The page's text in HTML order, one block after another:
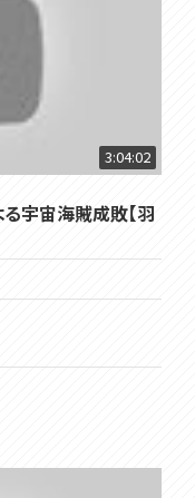
3:04:02
る宇宙海賊成敗【羽